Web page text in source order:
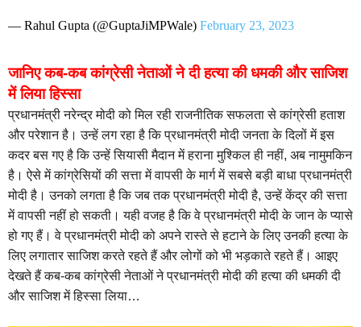
— Rahul Gupta (@GuptaJiMPWale) February 23, 2023
जानिए कब-कब कांग्रेसी नेताओं ने दी हत्या की धमकी और साजिश
में लिया हिस्सा
प्रधानमंत्री नरेन्द्र मोदी को मिल रही राजनीतिक सफलता से कांग्रेसी हताश
और परेशान है। उन्हें लग रहा है कि प्रधानमंत्री मोदी जनता के दिलों में इस
कदर बस गए है कि उन्हें सियासी मैदान में हराना मुश्किल ही नहीं, अब नामुमकिन
है। ऐसे में कांग्रेसियों की सत्ता में वापसी के मार्ग में सबसे बड़ी बाधा प्रधानमंत्री
मोदी है। उनको लगता है कि जब तक प्रधानमंत्री मोदी है, उन्हें केंद्र की सत्ता
में वापसी नहीं हो सकती। यही वजह है कि वे प्रधानमंत्री मोदी के जान के प्यासे
हो गए हैं। वे प्रधानमंत्री मोदी को अपने रास्ते से हटाने के लिए उनकी हत्या के
लिए लगातार साजिश करते रहते हैं और लोगों को भी भड़काते रहते हैं। आइए
देखते हैं कब-कब कांग्रेसी नेताओं ने प्रधानमंत्री मोदी की हत्या की धमकी दी
और साजिश में हिस्सा लिया…